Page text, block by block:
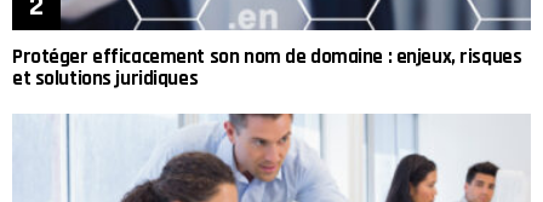
Protéger efficacement son nom de domaine : enjeux, risques
et solutions juridiques